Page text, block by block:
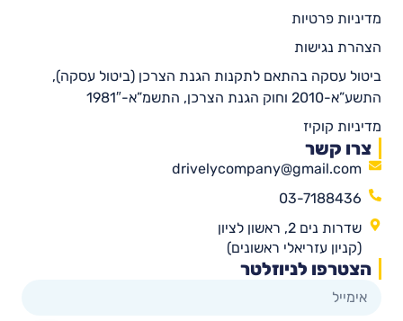
מדיניות פרטיות
הצהרת נגישות
ביטול עסקה בהתאם לתקנות הגנת הצרכן (ביטול עסקה),
התשע”א-2010 וחוק הגנת הצרכן, התשמ”א-1981″
מדיניות קוקיז
צרו קשר
drivelycompany@gmail.com
03-7188436
שדרות נים 2, ראשון לציון
(קניון עזריאלי ראשונים)
הצטרפו לניוזלטר